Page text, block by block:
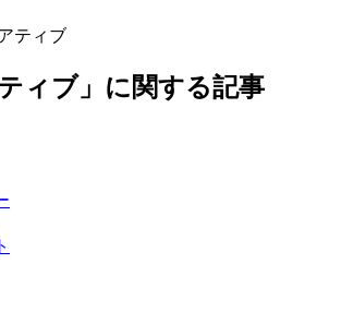
ティブ
ィブ」に関する記事